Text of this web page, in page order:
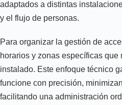
adaptados a distintas
y el flujo de personas.
Para organizar la gestión de
horarios y zonas específicas
instalado. Este enfoque técnico
funcione con precisión,
facilitando una administración